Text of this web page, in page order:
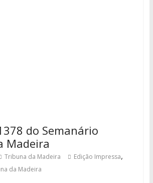
do Semanário
Madeira
Tribuna da Madeira Edição Impressa,
da Madeira